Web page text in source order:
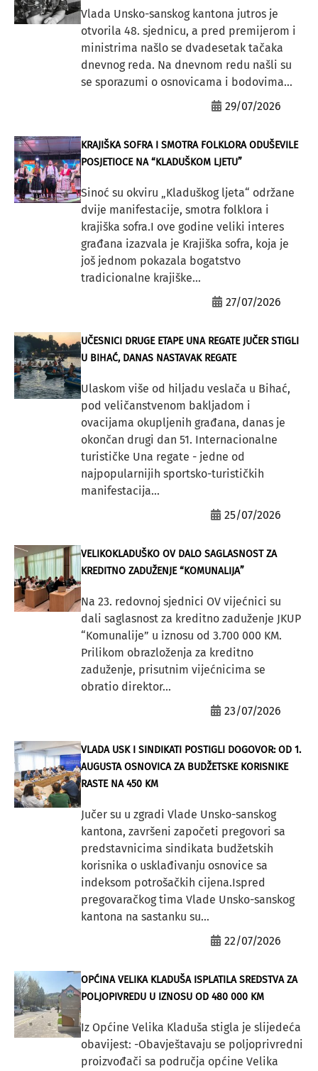
Vlada Unsko-sanskog kantona jutros je
otvorila 48. sjednicu, a pred premijerom i
ministrima našlo se dvadesetak tačaka
dnevnog reda. Na dnevnom redu našli su
se sporazumi o osnovicama i bodovima...
29/07/2026
KRAJIŠKA SOFRA I SMOTRA FOLKLORA ODUŠEVILE
POSJETIOCE NA “KLADUŠKOM LJETU”
Sinoć su okviru „Kladuškog ljeta“ održane
dvije manifestacije, smotra folklora i
krajiška sofra.I ove godine veliki interes
građana izazvala je Krajiška sofra, koja je
još jednom pokazala bogatstvo
tradicionalne krajiške...
27/07/2026
UČESNICI DRUGE ETAPE UNA REGATE JUČER STIGLI
U BIHAĆ, DANAS NASTAVAK REGATE
Ulaskom više od hiljadu veslača u Bihać,
pod veličanstvenom bakljadom i
ovacijama okupljenih građana, danas je
okončan drugi dan 51. Internacionalne
turističke Una regate - jedne od
najpopularnijih sportsko-turističkih
manifestacija...
25/07/2026
VELIKOKLADUŠKO OV DALO SAGLASNOST ZA
KREDITNO ZADUŽENJE “KOMUNALIJA”
Na 23. redovnoj sjednici OV vijećnici su
dali saglasnost za kreditno zaduženje JKUP
“Komunalije” u iznosu od 3.700 000 KM.
Prilikom obrazloženja za kreditno
zaduženje, prisutnim vijećnicima se
obratio direktor...
23/07/2026
VLADA USK I SINDIKATI POSTIGLI DOGOVOR: OD 1.
AUGUSTA OSNOVICA ZA BUDŽETSKE KORISNIKE
RASTE NA 450 KM
Jučer su u zgradi Vlade Unsko-sanskog
kantona, završeni započeti pregovori sa
predstavnicima sindikata budžetskih
korisnika o usklađivanju osnovice sa
indeksom potrošačkih cijena.Ispred
pregovaračkog tima Vlade Unsko-sanskog
kantona na sastanku su...
22/07/2026
OPĆINA VELIKA KLADUŠA ISPLATILA SREDSTVA ZA
POLJOPIVREDU U IZNOSU OD 480 000 KM
Iz Općine Velika Kladuša stigla je slijedeća
obavijest: -Obavještavaju se poljoprivredni
proizvođači sa područja općine Velika